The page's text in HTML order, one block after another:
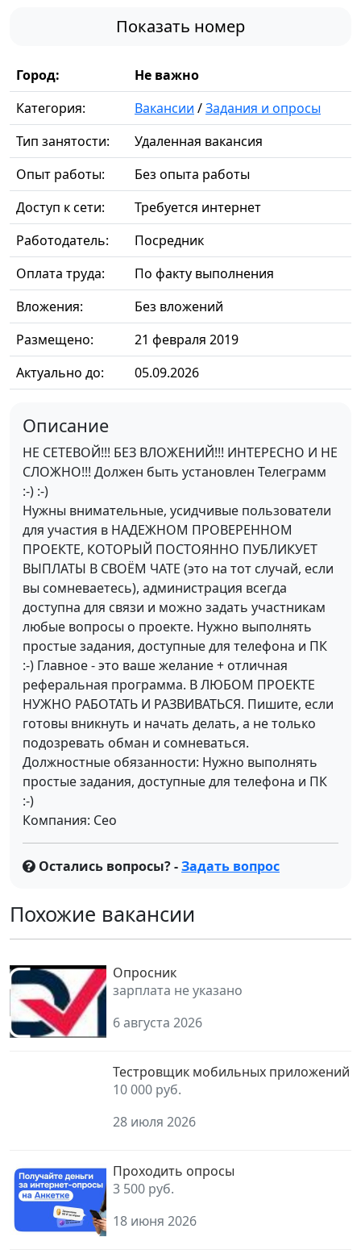
Показать номер
Город:
Не важно
Категория:
Вакансии /Задания и опросы
Тип занятости:
Удаленная вакансия
Опыт работы:
Без опыта работы
Доступ к сети:
Требуется интернет
Работодатель:
Посредник
Оплата труда:
По факту выполнения
Вложения:
Без вложений
Размещено:
21 февраля 2019
Актуально до:
05.09.2026
Описание
НЕ СЕТЕВОЙ!!! БЕЗ ВЛОЖЕНИЙ!!! ИНТЕРЕСНО И НЕ
СЛОЖНО!!! Должен быть установлен Телеграмм
:-) :-)
Нужны внимательные, усидчивые пользователи
для участия в НАДЕЖНОМ ПРОВЕРЕННОМ
ПРОЕКТЕ, КОТОРЫЙ ПОСТОЯННО ПУБЛИКУЕТ
ВЫПЛАТЫ В СВОЁМ ЧАТЕ (это на тот случай, если
вы сомневаетесь), администрация всегда
доступна для связи и можно задать участникам
любые вопросы о проекте. Нужно выполнять
простые задания, доступные для телефона и ПК
:-) Главное - это ваше желание + отличная
реферальная программа. В ЛЮБОМ ПРОЕКТЕ
НУЖНО РАБОТАТЬ И РАЗВИВАТЬСЯ. Пишите, если
готовы вникнуть и начать делать, а не только
подозревать обман и сомневаться.
Должностные обязанности: Нужно выполнять
простые задания, доступные для телефона и ПК
:-)
Компания: Сео
Остались вопросы? -Задать вопрос
Похожие вакансии
Опросник
зарплата не указано
6 августа 2026
Тестровщик мобильных приложений
10 000 руб.
28 июля 2026
Проходить опросы
3 500 руб.
18 июня 2026